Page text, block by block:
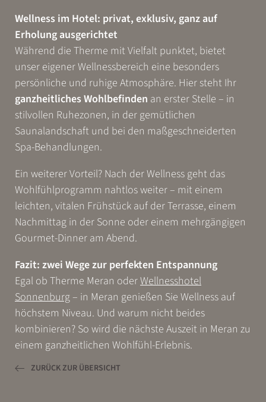
Wellness im Hotel: privat, exklusiv, ganz auf
Erholung ausgerichtet
Während die Therme mit Vielfalt punktet, bietet
unser eigener Wellnessbereich eine besonders
persönliche und ruhige Atmosphäre. Hier steht Ihr
ganzheitliches Wohlbefinden an erster Stelle – in
stilvollen Ruhezonen, in der gemütlichen
Saunalandschaft und bei den maßgeschneiderten
Spa-Behandlungen.
Ein weiterer Vorteil? Nach der Wellness geht das
Wohlfühlprogramm nahtlos weiter – mit einem
leichten, vitalen Frühstück auf der Terrasse, einem
Nachmittag in der Sonne oder einem mehrgängigen
Gourmet-Dinner am Abend.
Fazit: zwei Wege zur perfekten Entspannung
Egal ob Therme Meran oderWellnesshotel
Sonnenburg– in Meran genießen Sie Wellness auf
höchstem Niveau. Und warum nicht beides
kombinieren? So wird die nächste Auszeit in Meran zu
einem ganzheitlichen Wohlfühl-Erlebnis.
ZURÜCK ZUR ÜBERSICHT
Häufige Suchanfragen
Test-Suchanfrage 2 Test-Suchanfrage 1